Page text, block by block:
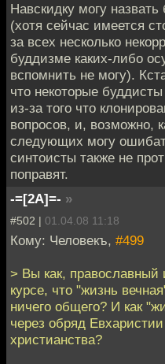
Навскидку могу
(хотя сейчас имеется
за всех несколько
буддизме каких-либо
вспомнить не могу).
что некоторые
из-за того что
вопросов, и, возможно,
следующих могу
синтоисты также не
поправят.
-=[2A]=- »
#502 | 01.04.08 11:18
Кому: Человекъ, #499
> Вы как,
курсе, что "жизнь
ничего общего? И как
через обряд
христианства?